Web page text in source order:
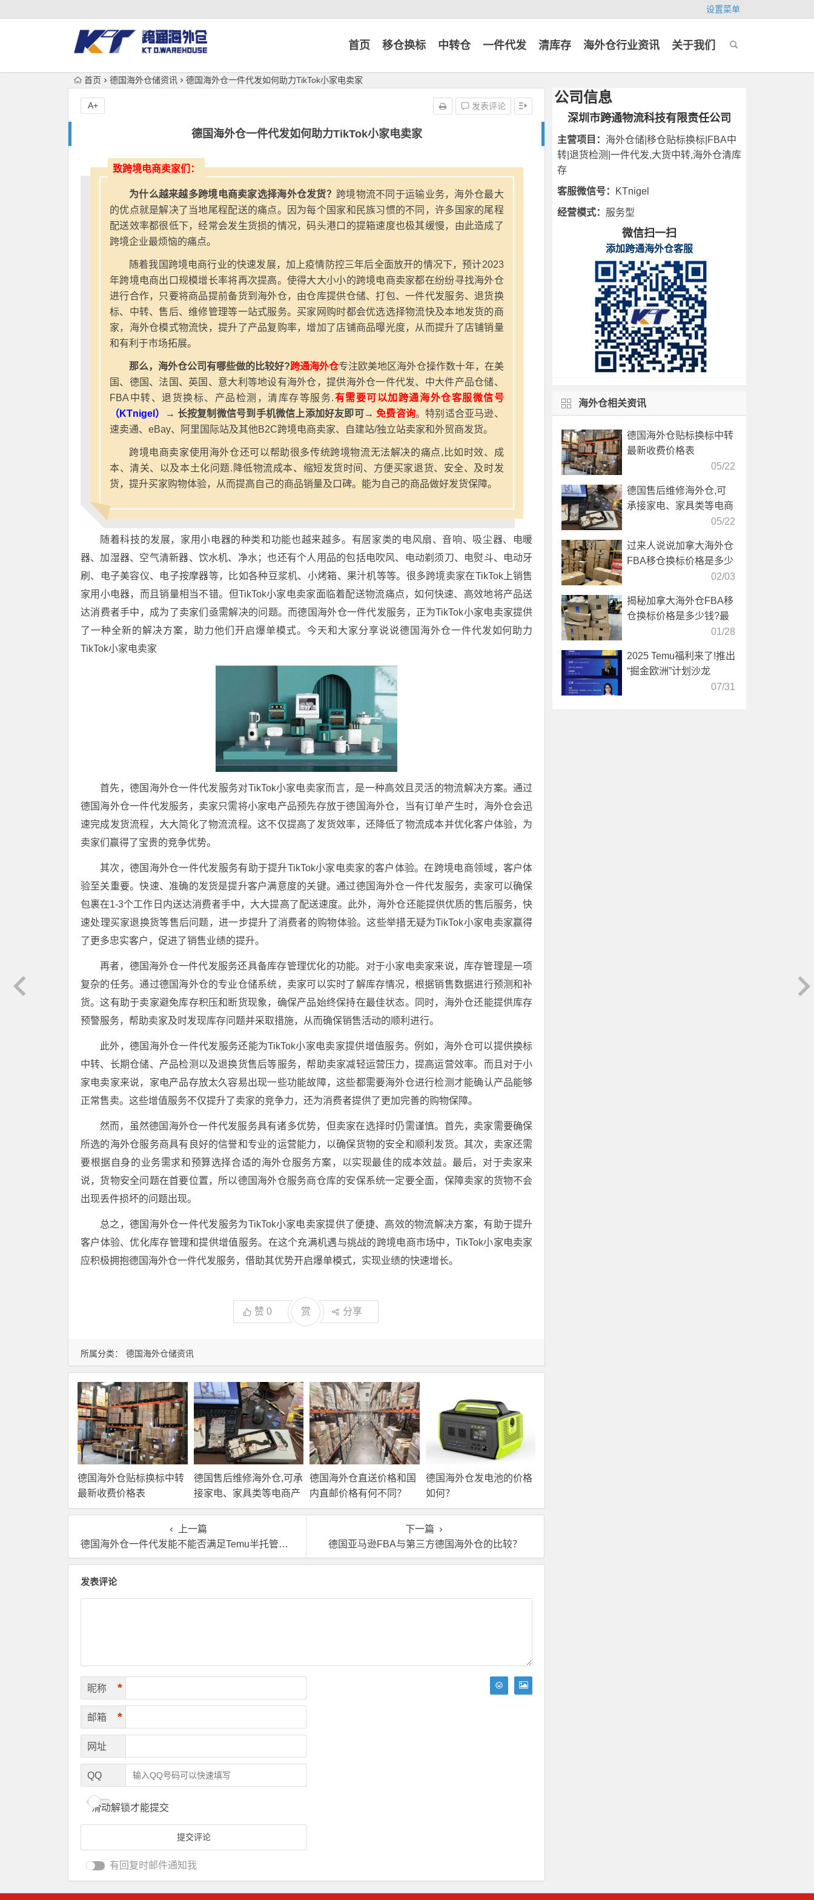
设置菜单
首页 移仓换标 中转仓 一件代发 清库存 海外仓行业资讯 关于我们
首页 德国海外仓储资讯 德国海外仓一件代发如何助力TikTok小家电卖家
德国海外仓一件代发如何助力TikTok小家电卖家
发表评论
A+
所属分类： 德国海外仓储资讯
致跨境电商卖家们：
为什么越来越多跨境电商卖家选择海外仓发货？ 跨境物流不同于运输业务，海外仓最大
的优点就是解决了当地尾程配送的痛点。因为每个国家和民族习惯的不同，许多国家的尾程
配送效率都很低下，经常会发生货损的情况，码头港口的提箱速度也极其缓慢，由此造成了
跨境企业最烦恼的痛点。
随着我国跨境电商行业的快速发展，加上疫情防控三年后全面放开的情况下，预计2023
年跨境电商出口规模增长率将再次提高。使得大大小小的跨境电商卖家都在纷纷寻找海外仓
进行合作，只要将商品提前备货到海外仓，由仓库提供仓储、打包、一件代发服务、退货换
标、中转、售后、维修管理等一站式服务。买家网购时都会优选选择物流快及本地发货的商
家，海外仓模式物流快，提升了产品复购率，增加了店铺商品曝光度，从而提升了店铺销量
和有利于市场拓展。
那么，海外仓公司有哪些做的比较好?跨通海外仓专注欧美地区海外仓操作数十年，在美
国、德国、法国、英国、意大利等地设有海外仓，提供海外仓一件代发、中大件产品仓储、
FBA中转、退货换标、产品检测，清库存等服务.有需要可以加跨通海外仓客服微信号
（KTnigel）
→ 长按复制微信号到手机微信上添加好友即可→免费咨询。特别适合亚马逊、
速卖通、eBay、阿里国际站及其他B2C跨境电商卖家、自建站/独立站卖家和外贸商发货。
跨境电商卖家使用海外仓还可以帮助很多传统跨境物流无法解决的痛点,比如时效、成
本、清关、以及本土化问题.降低物流成本、缩短发货时间、方便买家退货、安全、及时发
货，提升买家购物体验，从而提高自己的商品销量及口碑。能为自己的商品做好发货保障。
随着科技的发展，家用小电器的种类和功能也越来越多。有居家类的电风扇、音响、吸尘器、电暖
器、加湿器、空气清新器、饮水机、净水；也还有个人用品的包括电吹风、电动剃须刀、电熨斗、电动牙
刷、电子美容仪、电子按摩器等，比如各种豆浆机、小烤箱、果汁机等等。很多跨境卖家在TikTok上销售
家用小电器，而且销量相当不错。​​​​但TikTok小家电卖家面临着配送物流痛点，如何快速、高效地将产品送
达消费者手中，成为了卖家们亟需解决的问题。而德国海外仓一件代发服务，正为TikTok小家电卖家提供
了一种全新的解决方案，助力他们开启爆单模式。今天和大家分享说说德国海外仓一件代发如何助力
TikTok小家电卖家
首先，德国海外仓一件代发服务对TikTok小家电卖家而言，是一种高效且灵活的物流解决方案。通过
德国海外仓一件代发服务，卖家只需将小家电产品预先存放于德国海外仓，当有订单产生时，海外仓会迅
速完成发货流程，大大简化了物流流程。这不仅提高了发货效率，还降低了物流成本并优化客户体验，为
卖家们赢得了宝贵的竞争优势。
其次，德国海外仓一件代发服务有助于提升TikTok小家电卖家的客户体验。在跨境电商领域，客户体
验至关重要。快速、准确的发货是提升客户满意度的关键。通过德国海外仓一件代发服务，卖家可以确保
包裹在1-3个工作日内送达消费者手中，大大提高了配送速度。此外，海外仓还能提供优质的售后服务，快
速处理买家退换货等售后问题，进一步提升了消费者的购物体验。这些举措无疑为TikTok小家电卖家赢得
了更多忠实客户，促进了销售业绩的提升。
再者，德国海外仓一件代发服务还具备库存管理优化的功能。对于小家电卖家来说，库存管理是一项
复杂的任务。通过德国海外仓的专业仓储系统，卖家可以实时了解库存情况，根据销售数据进行预测和补
货。这有助于卖家避免库存积压和断货现象，确保产品始终保持在最佳状态。同时，海外仓还能提供库存
预警服务，帮助卖家及时发现库存问题并采取措施，从而确保销售活动的顺利进行。
此外，德国海外仓一件代发服务还能为TikTok小家电卖家提供增值服务。例如，海外仓可以提供换标
中转、长期仓储、产品检测以及退换货售后等服务，帮助卖家减轻运营压力，提高运营效率。而且对于小
家电卖家来说，家电产品存放太久容易出现一些功能故障，这些都需要海外仓进行检测才能确认产品能够
正常售卖。这些增值服务不仅提升了卖家的竞争力，还为消费者提供了更加完善的购物保障。
然而，虽然德国海外仓一件代发服务具有诸多优势，但卖家在选择时仍需谨慎。首先，卖家需要确保
所选的海外仓服务商具有良好的信誉和专业的运营能力，以确保货物的安全和顺利发货。其次，卖家还需
要根据自身的业务需求和预算选择合适的海外仓服务方案，以实现最佳的成本效益。最后，对于卖家来
说，货物安全问题在首要位置，所以德国海外仓服务商仓库的安保系统一定要全面，保障卖家的货物不会
出现丢件损坏的问题出现。
总之，德国海外仓一件代发服务为TikTok小家电卖家提供了便捷、高效的物流解决方案，有助于提升
客户体验、优化库存管理和提供增值服务。在这个充满机遇与挑战的跨境电商市场中，TikTok小家电卖家
应积极拥抱德国海外仓一件代发服务，借助其优势开启爆单模式，实现业绩的快速增长。
赞 0 赏 分享
德国海外仓贴标换标中转
最新收费价格表
德国售后维修海外仓,可承
接家电、家具类等电商产
品售后服务
德国海外仓直送价格和国
内直邮价格有何不同？
德国海外仓发电池的价格
如何？
上一篇
德国海外仓一件代发能不能否满足Temu半托管模式
下一篇
德国亚马逊FBA与第三方德国海外仓的比较？
发表评论
昵称 *
邮箱 *
网址
QQ
滑动解锁才能提交
有回复时邮件通知我
公司信息
深圳市跨通物流科技有限责任公司
主营项目： 海外仓储|移仓贴标换标|FBA中
转|退货检测|一件代发,大货中转,海外仓清库
存
客服微信号： KTnigel
经营模式： 服务型
微信扫一扫
添加跨通海外仓客服
海外仓相关资讯
德国海外仓贴标换标中转
最新收费价格表
05/22
德国售后维修海外仓,可
承接家电、家具类等电商
05/22
过来人说说加拿大海外仓
FBA移仓换标价格是多少
02/03
揭秘加拿大海外仓FBA移
仓换标价格是多少钱?最
01/28
2025 Temu福利来了!推出
“掘金欧洲”计划沙龙
07/31